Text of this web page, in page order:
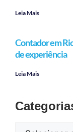
Leia Mais
Contador em
de experiência
Leia Mais